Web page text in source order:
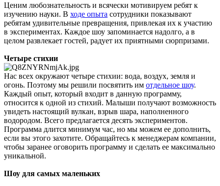
Ценим любознательность и всячески мотивируем ребят к
изучению науки. В ходе опыта сотрудники показывают
ребятам удивительные превращения, привлекая их к участию
в экспериментах. Каждое шоу запоминается надолго, а в
целом развлекает гостей, радует их приятными сюрпризами.
Четыре стихии
Нас всех окружают четыре стихии: вода, воздух, земля и
огонь. Поэтому мы решили посвятить им отдельное шоу.
Каждый опыт, который входит в данную программу,
относится к одной из стихий. Малыши получают возможность
увидеть настоящий вулкан, взрыв шара, наполненного
водородом. Всего предлагается десять экспериментов.
Программа длится минимум час, но мы можем ее дополнить,
если вы этого захотите. Обращайтесь к менеджерам компании,
чтобы заранее оговорить программу и сделать ее максимально
уникальной.
Шоу для самых маленьких